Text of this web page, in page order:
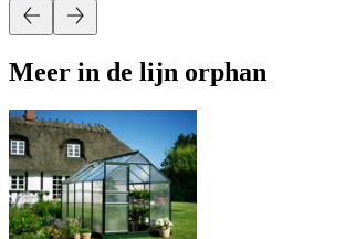
Meer in de lijn orphan